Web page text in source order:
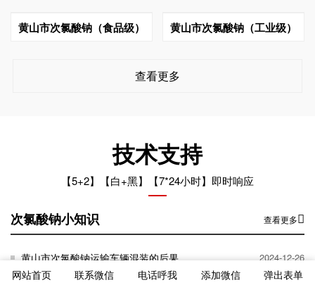
黄山市次氯酸钠（食品级） 黄山市次氯酸钠（工业级）
查看更多
技术支持
【5+2】【白+黑】【7*24小时】即时响应
次氯酸钠小知识 查看更多
黄山市次氯酸钠运输车辆混装的后果 2024-12-26
网站首页 联系微信 电话呼我 添加微信 弹出表单